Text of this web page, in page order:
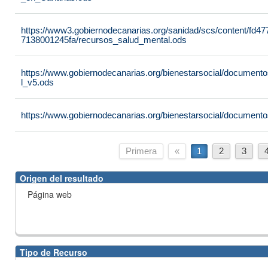
https://www3.gobiernodecanarias.org/sanidad/scs/content/
7138001245fa/recursos_salud_mental.ods
https://www.gobiernodecanarias.org/bienestarsocial/
l_v5.ods
https://www.gobiernodecanarias.org/bienestarsocial/
Primera « 1 2 3
Origen del resultado
Página web
Tipo de Recurso